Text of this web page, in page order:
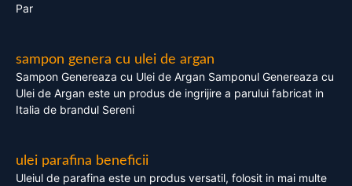
Par
sampon genera cu ulei de argan
Sampon Genereaza cu Ulei de Argan Samponul Genereaza cu
Ulei de Argan este un produs de ingrijire a parului fabricat in
Italia de brandul Sereni
ulei parafina beneficii
Uleiul de parafina este un produs versatil, folosit in mai multe